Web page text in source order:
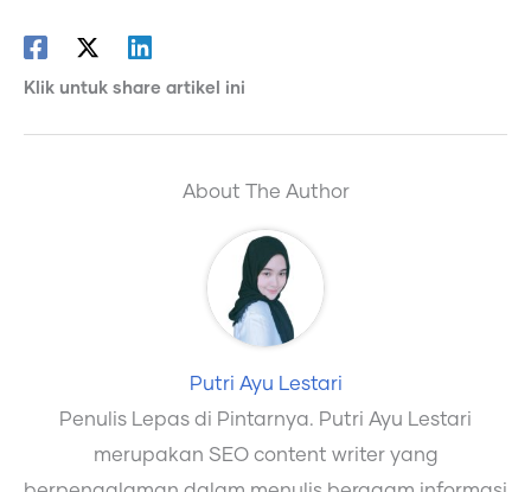
Klik untuk share artikel ini
About The Author
Putri Ayu Lestari
Penulis Lepas di Pintarnya. Putri Ayu Lestari
merupakan SEO content writer yang